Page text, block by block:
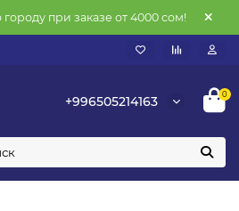
городу при заказе от 4000 сом!
+996505214163 0